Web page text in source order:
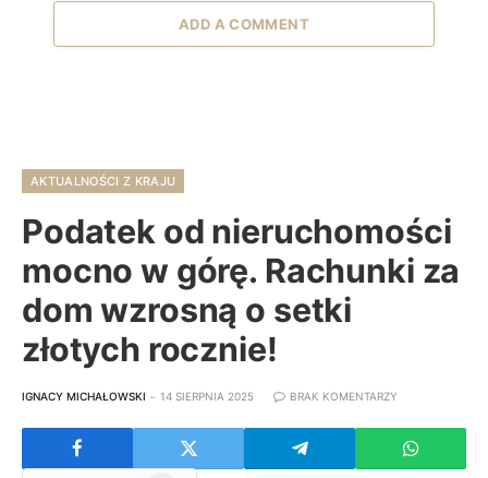
ADD A COMMENT
AKTUALNOŚCI Z KRAJU
Podatek od nieruchomości
mocno w górę. Rachunki za
dom wzrosną o setki
złotych rocznie!
IGNACY MICHAŁOWSKI 14 SIERPNIA 2025 BRAK KOMENTARZY